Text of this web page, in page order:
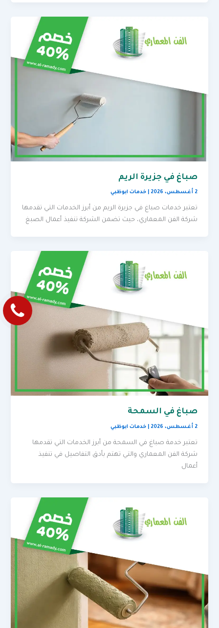
صباغ في جزيرة الريم
2 أغسطس، 2026 |خدمات ابوظبي
تعتبر خدمات صباغ في جزيرة الريم من أبرز الخدمات التي تقدمها
شركة الفن المعماري، حيث تضمن الشركة تنفيذ أعمال الصبغ
صباغ في السمحة
2 أغسطس، 2026 |خدمات ابوظبي
تعتبر خدمة صباغ في السمحة من أبرز الخدمات التي تقدمها
شركة الفن المعماري والتي تهتم بأدق التفاصيل في تنفيذ
أعمال